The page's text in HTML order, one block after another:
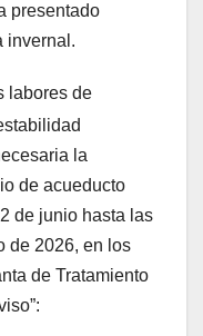
presentado
invernal.
labores de
la
de acueducto
de junio hasta las
de 2026, en los
de Tratamiento